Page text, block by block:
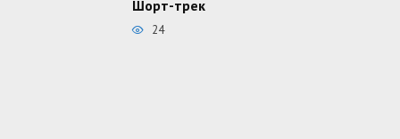
Шорт-трек
24